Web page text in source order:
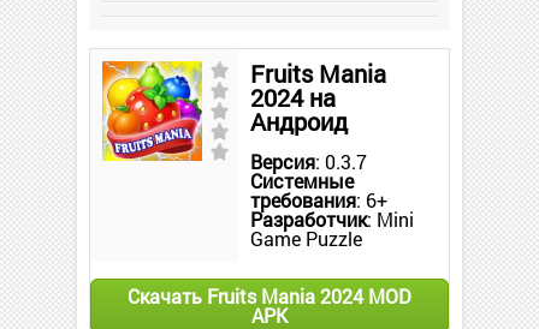
Fruits Mania
2024 на
Андроид
Версия: 0.3.7
Системные
требования: 6+
Разработчик: Mini
Game Puzzle
Скачать Fruits Mania 2024 MOD
APK